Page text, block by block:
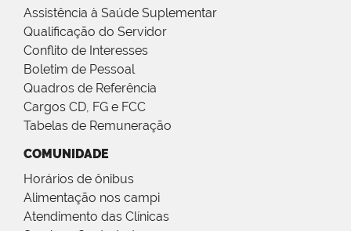
Assistência à Saúde Suplementar
Qualificação do Servidor
Conflito de Interesses
Boletim de Pessoal
Quadros de Referência
Cargos CD, FG e FCC
Tabelas de Remuneração
COMUNIDADE
Horários de ônibus
Alimentação nos campi
Atendimento das Clínicas